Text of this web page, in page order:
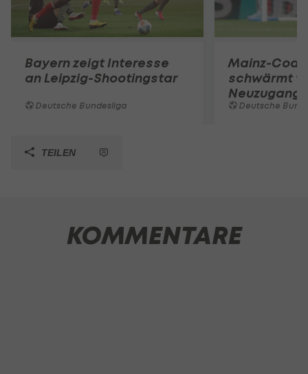
Bayern zeigt Interesse
an Leipzig-Shootingstar
Deutsche Bundesliga
Mainz-
schwärmt
Neuzugang
Deutsche
TEILEN
KOMMENTARE